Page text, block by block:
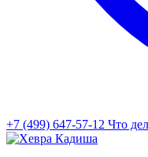
+7 (499) 647-57-12 Что